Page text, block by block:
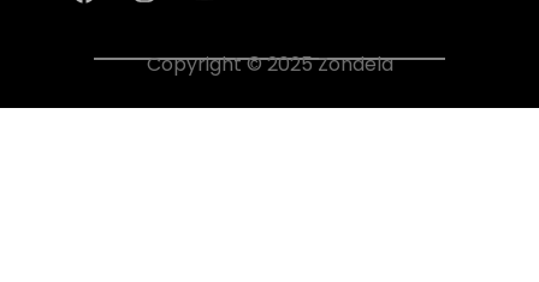
Copyright © 2025 Zondela